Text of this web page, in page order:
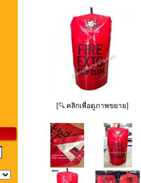
[ คลิกเพื่อดูภาพขยาย]